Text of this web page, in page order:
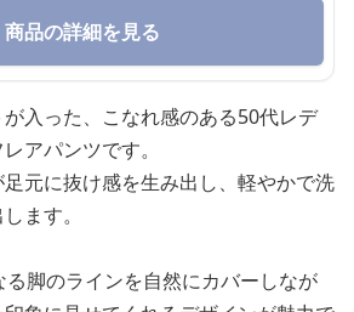
商品の詳細を見る
入った、こなれ感のある50代レデ
アパンツです。
元に抜け感を生み出し、軽やかで洗
ます。
脚のラインを自然にカバーしなが